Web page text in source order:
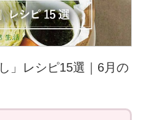
」レシピ15選｜6月の